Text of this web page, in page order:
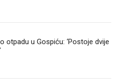
otpadu u Gospiću: ‘Postoje dvije